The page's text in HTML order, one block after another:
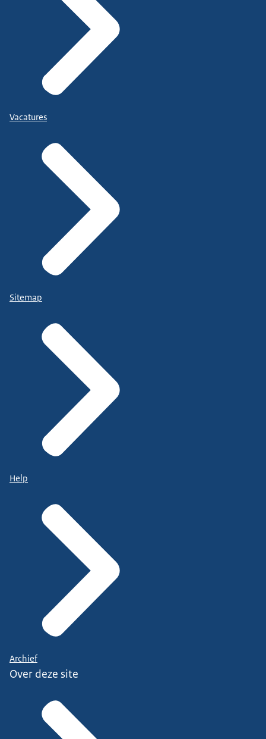
Vacatures
Sitemap
Help
Archief
Over deze site